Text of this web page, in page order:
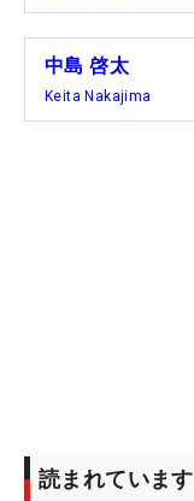
中島 啓太
Keita Nakajima
読まれています